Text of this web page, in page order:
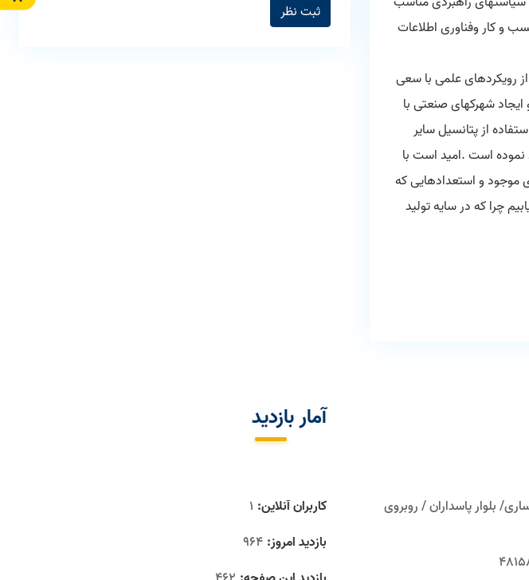
و کار وفناوری اطلاعات
رویکردهای علمی با سعی
شهرکهای صنعتی با
از پتانسیل سایر
نموده است .امید است با
موجود و استعدادهایی که
چرا که در سایه تولید
ثبت نظر
بلوار پاسداران / روبروی
آمار بازديد
کاربران آنلاین: 1
بازدید امروز: 964